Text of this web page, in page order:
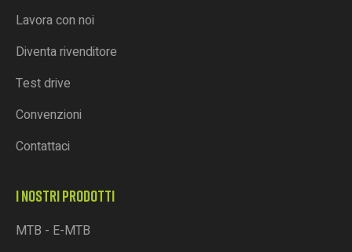
Lavora con noi
Diventa rivenditore
Test drive
Convenzioni
Contattaci
I NOSTRI PRODOTTI
MTB - E-MTB